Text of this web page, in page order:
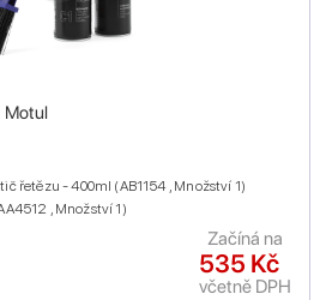
Motul
řetězu - 400ml (AB1154 , Množství 1)
, Množství 1)
535 Kč
včetně DPH
Začíná na